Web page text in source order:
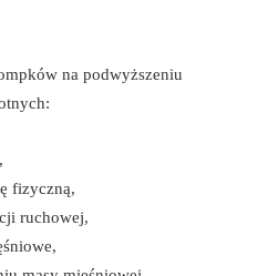
na podwyższeniu
fizyczną,
ruchowej,